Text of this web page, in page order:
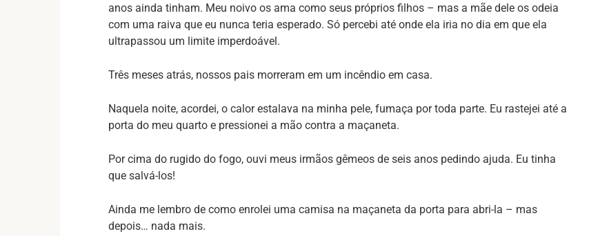
anos ainda tinham. Meu noivo os ama como seus próprios filhos – mas a mãe dele os odeia
com uma raiva que eu nunca teria esperado. Só percebi até onde ela iria no dia em que ela
ultrapassou um limite imperdoável.
Três meses atrás, nossos pais morreram em um incêndio em casa.
Naquela noite, acordei, o calor estalava na minha pele, fumaça por toda parte. Eu rastejei até a
porta do meu quarto e pressionei a mão contra a maçaneta.
Por cima do rugido do fogo, ouvi meus irmãos gêmeos de seis anos pedindo ajuda. Eu tinha
que salvá-los!
Ainda me lembro de como enrolei uma camisa na maçaneta da porta para abri-la – mas
depois… nada mais.